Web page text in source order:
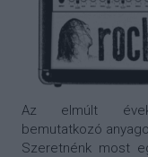
Az elmúlt
bemutatkozó
Szeretnénk most